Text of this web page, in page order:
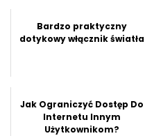
Bardzo praktyczny
dotykowy włącznik światła
Jak Ograniczyć Dostęp Do
Internetu Innym
Użytkownikom?